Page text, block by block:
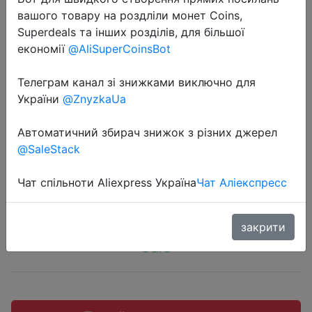
2022-07-01
Детский хлопковый комбинезон, с
рукавом
$1.75
вашого товару на роздліли монет Coins,
Superdeals та інших розділів, для більшої
економії @AliSuperCoinsBot
Телеграм канал зі знижками виключно для
України @ZnyzkaUa
Автоматичний збирач знижок з різних джерел
@SaleStack
Чат спільноти Aliexpress УкраїнаЧат Аліекспресс
закрити